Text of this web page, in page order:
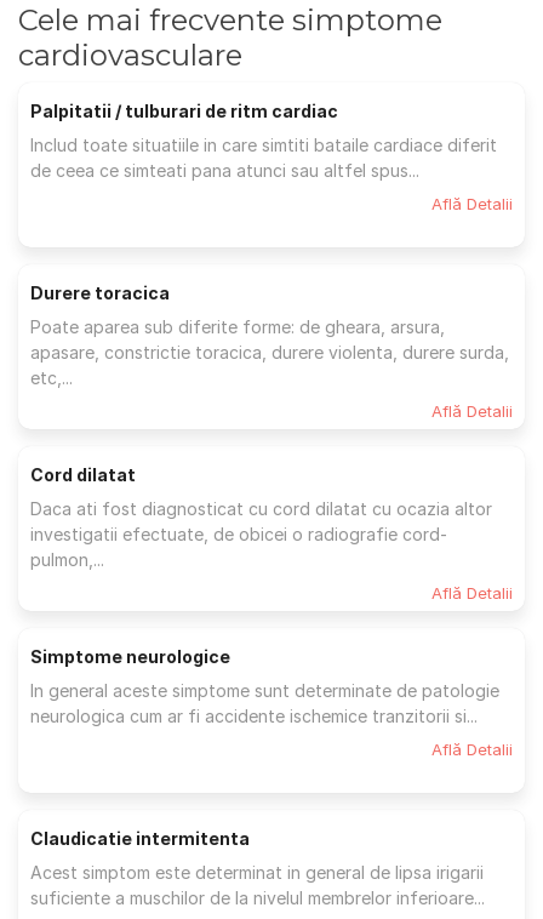
Cele mai frecvente simptome
cardiovasculare
Palpitatii / tulburari de ritm cardiac
Includ toate situatiile in care simtiti bataile cardiace diferit
de ceea ce simteati pana atunci sau altfel spus...
Află Detalii
Durere toracica
Poate aparea sub diferite forme: de gheara, arsura,
apasare, constrictie toracica, durere violenta, durere surda,
etc,...
Află Detalii
Cord dilatat
Daca ati fost diagnosticat cu cord dilatat cu ocazia altor
investigatii efectuate, de obicei o radiografie cord-
pulmon,...
Află Detalii
Simptome neurologice
In general aceste simptome sunt determinate de patologie
neurologica cum ar fi accidente ischemice tranzitorii si...
Află Detalii
Claudicatie intermitenta
Acest simptom este determinat in general de lipsa irigarii
suficiente a muschilor de la nivelul membrelor inferioare...